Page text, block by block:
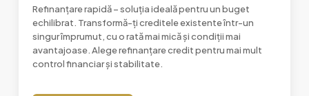
Refinanțare rapidă – soluția ideală pentru un buget
echilibrat. Transformă-ți creditele existente într-un
singur împrumut, cu o rată mai mică și condiții mai
avantajoase. Alege refinanțare credit pentru mai mult
control financiar și stabilitate.